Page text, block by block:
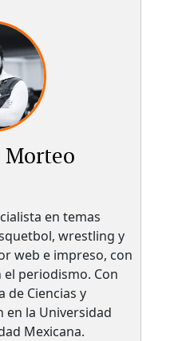
en temas
wrestling y
web e impreso, con
el periodismo. Con
de Ciencias y
en la Universidad
Mexicana.